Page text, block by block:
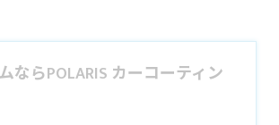
ならPOLARIS カーコーティン